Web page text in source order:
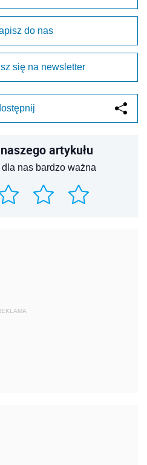
do nas
się na newsletter
artykułu
nas bardzo ważna